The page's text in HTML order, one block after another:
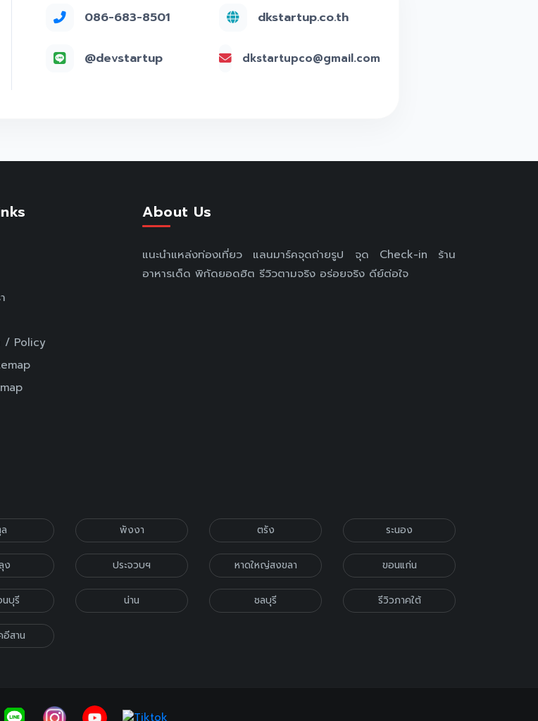
086-683-8501
@devstartup
dkstartup.co.th
dkstartupco@gmail.com
/ Policy
About Us
แนะนำแหล่งท่องเที่ยว แลนมาร์คจุดถ่ายรูป จุด Check-in ร้าน
อาหารเด็ด พิกัดยอดฮิต รีวิวตามจริง อร่อยจริง ดีย์ต่อใจ
พังงา ตรัง ระนอง
ง ประจวบฯ หาดใหญ่สงขลา ขอนแก่น
บุรี น่าน ชลบุรี รีวิวภาคใต้
อีสาน